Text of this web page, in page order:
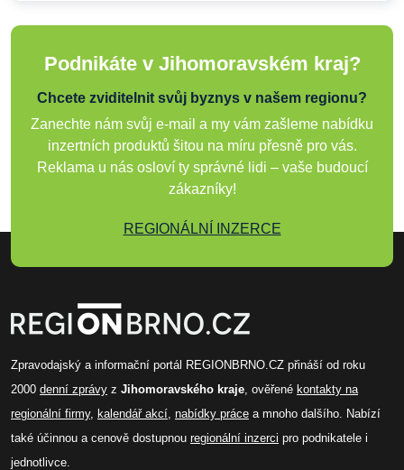
Podnikáte v Jihomoravském kraj?
Chcete zviditelnit svůj byznys v našem regionu?
Zanechte nám svůj e-mail a my vám zašleme nabídku
inzertních produktů šitou na míru přesně pro vás.
Reklama u nás osloví ty správné lidi – vaše budoucí
zákazníky!
REGIONÁLNÍ INZERCE
Zpravodajský a informační portál REGIONBRNO.CZ přináší od roku
2000 denní zprávy z Jihomoravského kraje, ověřené kontakty na
regionální firmy, kalendář akcí, nabídky práce a mnoho dalšího. Nabízí
také účinnou a cenově dostupnou regionální inzerci pro podnikatele i
jednotlivce.